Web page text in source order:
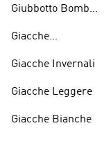
Giubbotto Bomber
Imbottiti
Giacche
Giacche Invernali
Giacche Leggere
Giacche Bianche